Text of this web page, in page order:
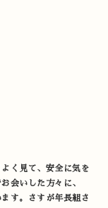
く見て、安全に気を
会いした方々に、
す。さすが年長組さ